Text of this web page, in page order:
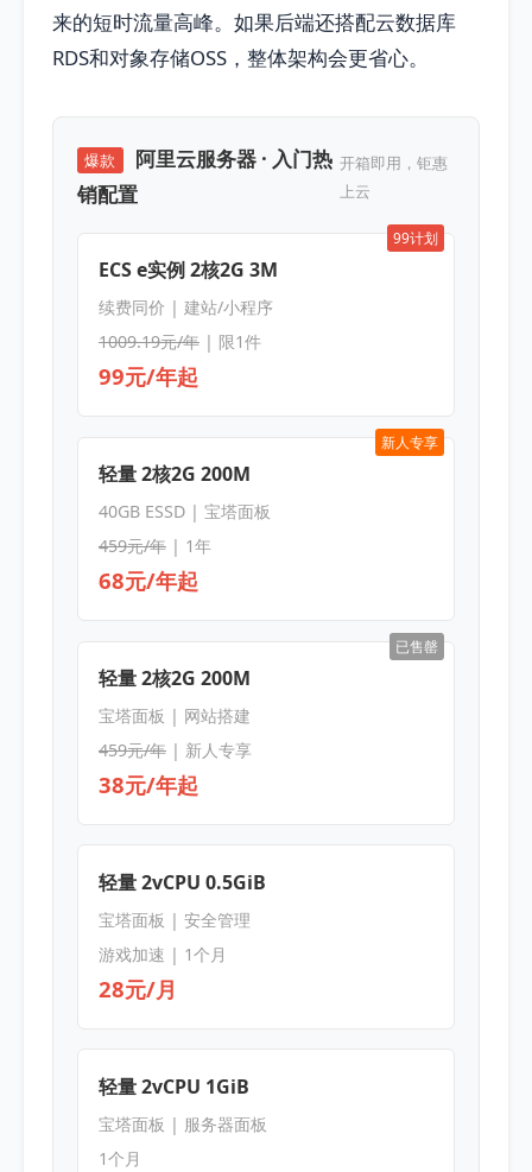
来的短时流量高峰。如果后端还搭配云数据库
RDS和对象存储OSS，整体架构会更省心。
爆款
阿里云服务器 · 入门热
销配置
开箱即用，钜惠
上云
99计划
ECS e实例 2核2G 3M
续费同价 | 建站/小程序
1009.19元/年| 限1件
99元/年起
新人专享
轻量 2核2G 200M
40GB ESSD | 宝塔面板
459元/年| 1年
68元/年起
已售罄
轻量 2核2G 200M
宝塔面板 | 网站搭建
459元/年| 新人专享
38元/年起
轻量 2vCPU 0.5GiB
宝塔面板 | 安全管理
游戏加速 | 1个月
28元/月
轻量 2vCPU 1GiB
宝塔面板 | 服务器面板
1个月